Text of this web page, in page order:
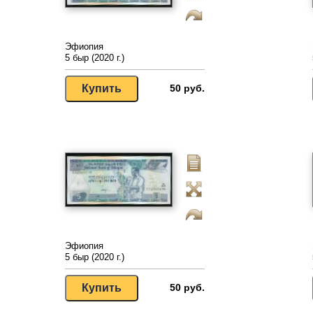
Эфиопия
5 быр (2020 г.)
50 руб.
Эфиопия
5 быр (2020 г.)
50 руб.